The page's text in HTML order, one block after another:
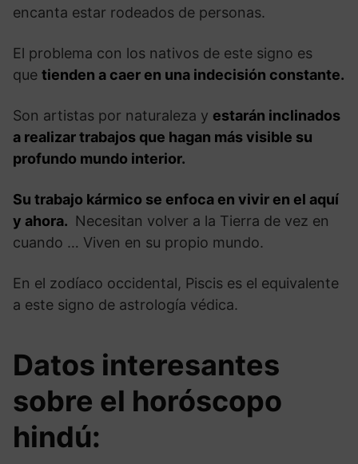
encanta estar rodeados de personas.
El problema con los nativos de este signo es
que tienden a caer en una indecisión constante.
Son artistas por naturaleza y estarán inclinados
a realizar trabajos que hagan más visible su
profundo mundo interior.
Su trabajo kármico se enfoca en vivir en el aquí
y ahora. Necesitan volver a la Tierra de vez en
cuando … Viven en su propio mundo.
En el zodíaco occidental, Piscis es el equivalente
a este signo de astrología védica.
Datos interesantes
sobre el horóscopo
hindú: